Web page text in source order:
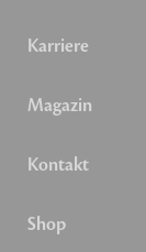
Karriere
Magazin
Kontakt
Shop